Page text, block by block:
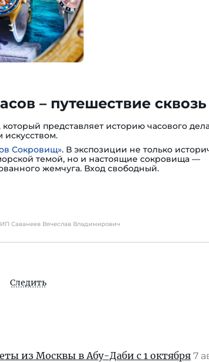
– путешествие сквозь
представляет историю часового
Сокровищ». В экспозиции не только
темой, но и настоящие сокровища —
жемчуга. Вход свободный.
Саванеев Вячеслав Владимирович
Следить
из Москвы в Абу-Даби с 1 октября 7